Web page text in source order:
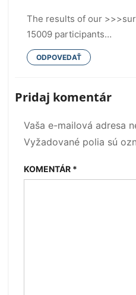
The results of our
15009 participants…
ODPOVEDAŤ
Pridaj komentár
Vaša e-mailová adresa
Vyžadované polia sú
KOMENTÁR *